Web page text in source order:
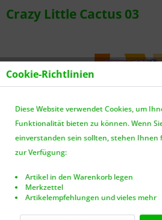
Crazy Little Cactus 03
Dieser Artikel steht derzeit
Cookie-Richtlinien
Diese Website verwendet Cookies, um
Funktionalität bieten zu können. Wenn
einverstanden sein sollten, stehen
zur Verfügung:
Artikel in den Warenkorb legen
Merkzettel
Artikelempfehlungen und vieles mehr